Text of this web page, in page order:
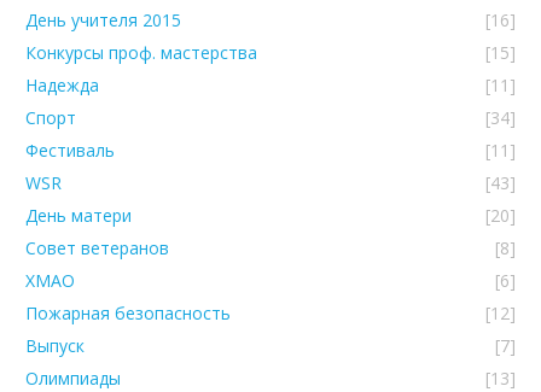
День учителя 2015
[16]
Конкурсы проф. мастерства
[15]
Надежда
[11]
Спорт
[34]
Фестиваль
[11]
WSR
[43]
День матери
[20]
Совет ветеранов
[8]
ХМАО
[6]
Пожарная безопасность
[12]
Выпуск
[7]
Олимпиады
[13]